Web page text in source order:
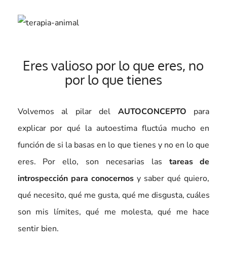
Eres valioso por lo que eres, no
por lo que tienes
Volvemos al pilar del AUTOCONCEPTO para
explicar por qué la autoestima fluctúa mucho en
función de si la basas en lo que tienes y no en lo que
eres. Por ello, son necesarias las tareas de
introspección para conocernosy saber qué quiero,
qué necesito, qué me gusta, qué me disgusta, cuáles
son mis límites, qué me molesta, qué me hace
sentir bien.